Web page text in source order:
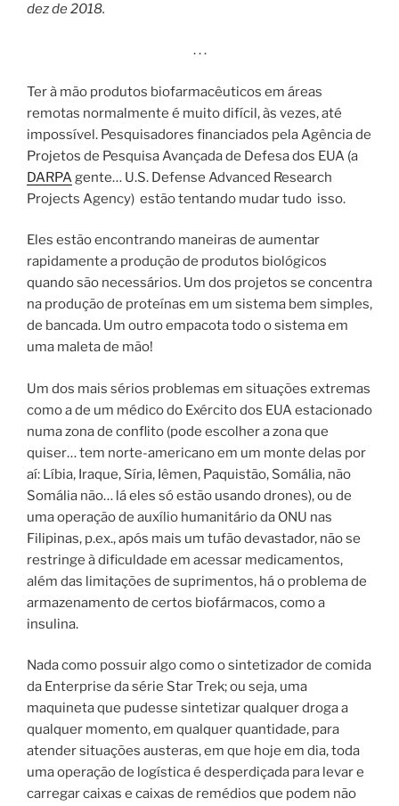
dez de 2018.
. . .
Ter à mão produtos biofarmacêuticos em áreas
remotas normalmente é muito difícil, às vezes, até
impossível. Pesquisadores financiados pela Agência de
Projetos de Pesquisa Avançada de Defesa dos EUA (a
DARPA gente… U.S. Defense Advanced Research
Projects Agency) estão tentando mudar tudo isso.
Eles estão encontrando maneiras de aumentar
rapidamente a produção de produtos biológicos
quando são necessários. Um dos projetos se concentra
na produção de proteínas em um sistema bem simples,
de bancada. Um outro empacota todo o sistema em
uma maleta de mão!
Um dos mais sérios problemas em situações extremas
como a de um médico do Exército dos EUA estacionado
numa zona de conflito (pode escolher a zona que
quiser… tem norte-americano em um monte delas por
aí: Líbia, Iraque, Síria, Iêmen, Paquistão, Somália, não
Somália não… lá eles só estão usando drones), ou de
uma operação de auxílio humanitário da ONU nas
Filipinas, p.ex., após mais um tufão devastador, não se
restringe à dificuldade em acessar medicamentos,
além das limitações de suprimentos, há o problema de
armazenamento de certos biofármacos, como a
insulina.
Nada como possuir algo como o sintetizador de comida
da Enterprise da série Star Trek; ou seja, uma
maquineta que pudesse sintetizar qualquer droga a
qualquer momento, em qualquer quantidade, para
atender situações austeras, em que hoje em dia, toda
uma operação de logística é desperdiçada para levar e
carregar caixas e caixas de remédios que podem não